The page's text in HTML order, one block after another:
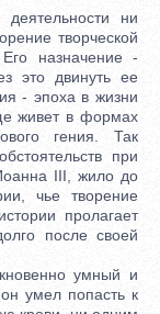
ни
творческой
назначение -
это двинуть ее
- эпоха в жизни
живет в формах
гения. Так
при
III, жило до
чье творение
пролагает
после своей
умный и
умел попасть к